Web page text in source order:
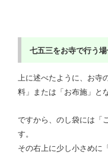
七五三をお寺で行う
上に述べたように、お寺
料」または「お布施」と
ですから、のし袋には「
す。
その右上に少し小さめに